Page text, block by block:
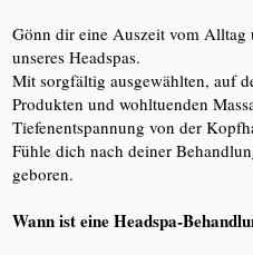
Gönn dir eine Auszeit vom Alltag
unseres Headspas.
Mit sorgfältig ausgewählten, auf
Produkten und wohltuenden
Tiefenentspannung von der
Fühle dich nach deiner
geboren.
Wann ist eine Headspa-